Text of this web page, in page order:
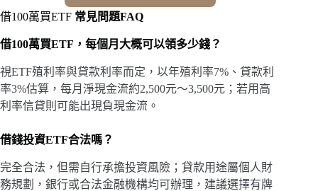
借100萬買ETF 常見問題FAQ
借100萬買ETF，每個月大概可以領多少錢？
視ETF殖利率與貸款利率而定，以年殖利率7%、貸款利
率3%估算，每月淨現金流約2,500元～3,500元；若用高
利率信貸則可能出現負現金流。
借錢投資ETF合法嗎？
完全合法，但需自行承擔投資風險；貸款用途屬個人財
務規劃，銀行或合法金融機構均可辦理，建議選擇有牌